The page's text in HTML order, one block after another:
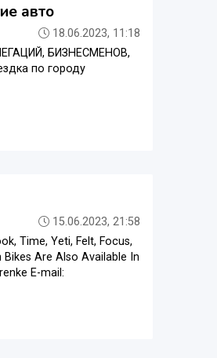
авто
18.06.2023, 11:18
БИЗНЕСМЕНОВ,
по городу
15.06.2023, 21:58
Time, Yeti, Felt, Focus,
Bikes Are Also Available In
E-mail: